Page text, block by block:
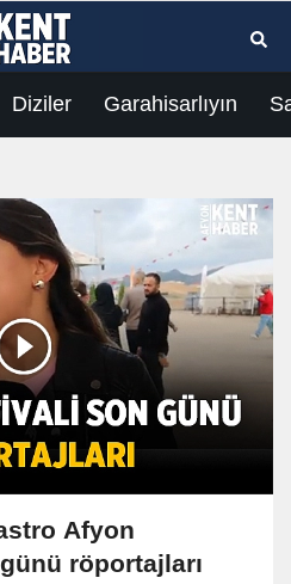
Diziler Garahisarlıyın
Afyon
röportajları